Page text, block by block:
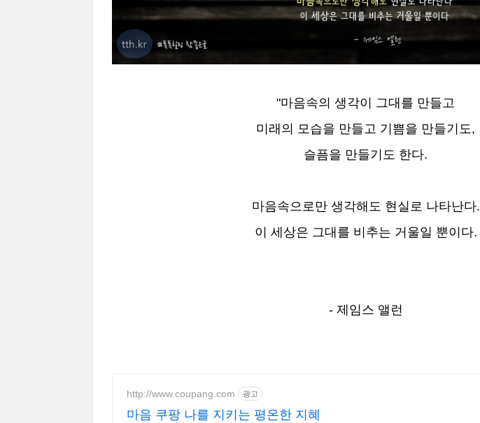
"마음속의 생각이 그대를 만들고
미래의 모습을 만들고 기쁨을 만들기도,
슬픔을 만들기도 한다.
마음속으로만 생각해도 현실로 나타난다.
이 세상은 그대를 비추는 거울일 뿐이다.
- 제임스 앨런
http://www.coupang.com 광고
마음 쿠팡 나를 지키는 평온한 지혜